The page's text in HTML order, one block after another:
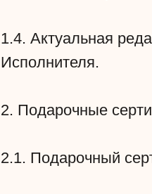
1.4. Актуальная
Исполнителя.
2. Подарочные
2.1. Подарочный